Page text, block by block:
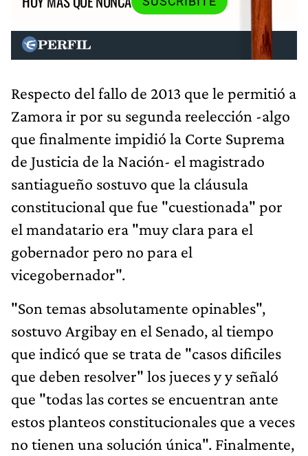
Respecto del fallo de 2013 que le permitió a
Zamora ir por su segunda reelección -algo
que finalmente impidió la Corte Suprema
de Justicia de la Nación- el magistrado
santiagueño sostuvo que la cláusula
constitucional que fue "cuestionada" por
el mandatario era "muy clara para el
gobernador pero no para el
vicegobernador".
"Son temas absolutamente opinables",
sostuvo Argibay en el Senado, al tiempo
que indicó que se trata de "casos dificiles
que deben resolver" los jueces y y señaló
que "todas las cortes se encuentran ante
estos planteos constitucionales que a veces
no tienen una solución única". Finalmente,